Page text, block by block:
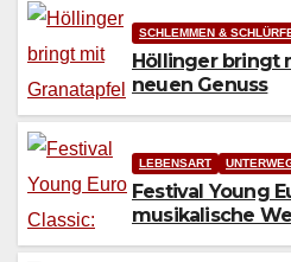
SCHLEMMEN &
Höllinger bringt
neuen Genuss
LEBENSART
Festival Young
musikalische